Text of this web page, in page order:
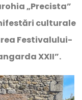
„Precista”
culturale
Festivalului-
XXII”.